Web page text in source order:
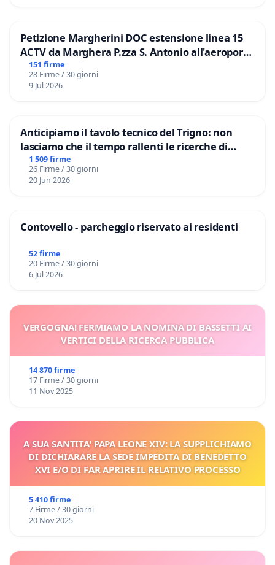
Petizione Margherini DOC estensione linea 15
ACTV da Marghera P.zza S. Antonio all'aeroporto
Marco Polo tariffa a € 1,50
151 firme
28 Firme / 30 giorni
9 Jul 2026
Anticipiamo il tavolo tecnico del Trigno: non
lasciamo che il tempo rallenti le ricerche di
Domenico Racanati
1 509 firme
26 Firme / 30 giorni
20 Jun 2026
Contovello - parcheggio riservato ai residenti
52 firme
20 Firme / 30 giorni
6 Jul 2026
VERGOGNA! FERMIAMO LA NOMINA DI BASSETTI AI
VERTICI DELLA RICERCA PUBBLICA
14 870 firme
17 Firme / 30 giorni
11 Nov 2025
A SUA SANTITA' PAPA LEONE XIV: LA SUPPLICHIAMO
DI DICHIARARE LA SEDE IMPEDITA DI BENEDETTO
XVI E/O DI FAR APRIRE IL RELATIVO PROCESSO
5 410 firme
7 Firme / 30 giorni
20 Nov 2025